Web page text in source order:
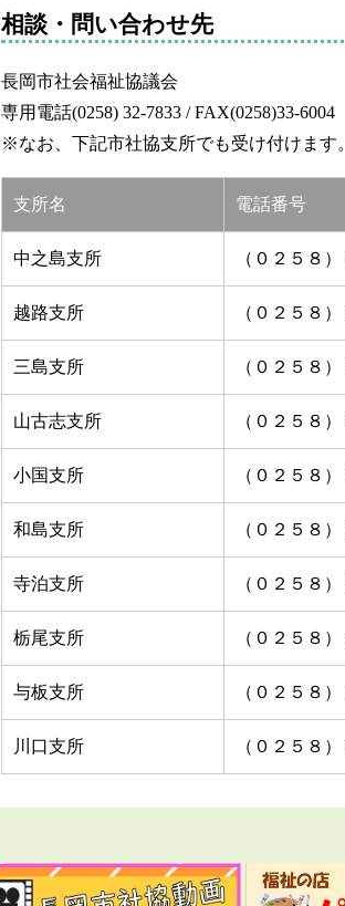
相談・問い合わせ先
長岡市社会福祉協議会
専用電話(0258) 32-7833 / FAX(0258)33-6004
※なお、下記市社協支所でも受け付けます。
支所名 電話番号
中之島支所 （０２５８
越路支所 （０２５８
三島支所 （０２５８
山古志支所 （０２５８
小国支所 （０２５８
和島支所 （０２５８
寺泊支所 （０２５８
栃尾支所 （０２５８
与板支所 （０２５８
川口支所 （０２５８